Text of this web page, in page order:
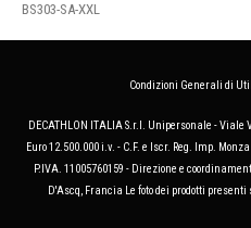
BS303-SA-XXL
Condizioni Generali di
DECATHLON ITALIA S.r.l. Unipersonale - Viale
Euro 12.500.000 i.v. - C.F. e Iscr. Reg. Imp.
P.IVA. 11005760159 - Direzione e
D'Ascq, Francia Le foto dei prodotti